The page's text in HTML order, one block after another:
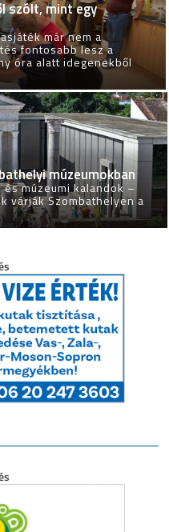
szólt, mint egy
már nem a
fontosabb lesz a
óra alatt idegenekből
múzeumokban
múzeumi kalandok –
várják Szombathelyen a